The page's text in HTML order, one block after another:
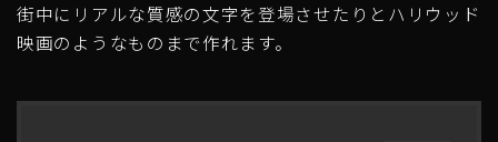
街中にリアルな質感の文字を登場させたりとハリウッド
映画のようなものまで作れます。